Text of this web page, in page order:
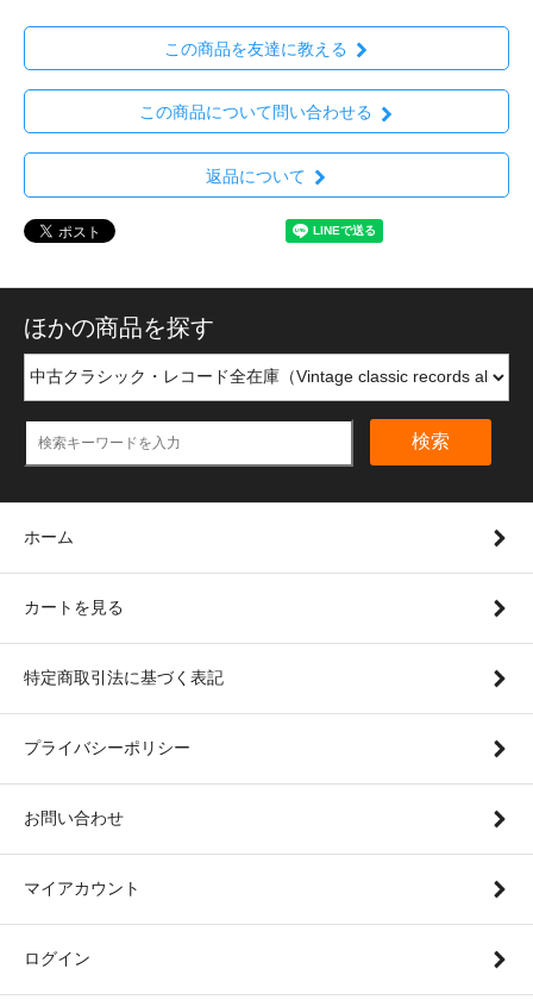
この商品を友達に教える
この商品について問い合わせる
返品について
ほかの商品を探す
検索
ホーム
カートを見る
特定商取引法に基づく表記
プライバシーポリシー
お問い合わせ
マイアカウント
ログイン